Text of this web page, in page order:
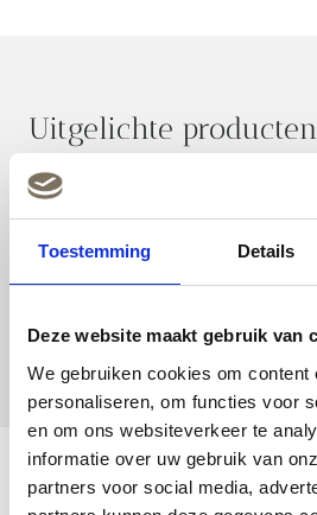
Toestemming Details
Deze website maakt gebruik van
We gebruiken cookies om content
personaliseren, om functies voor
en om ons websiteverkeer te
informatie over uw gebruik van
partners voor social media,
Uitgelichte producten